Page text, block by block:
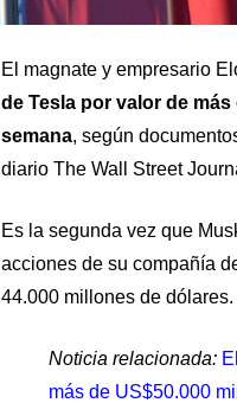
El magnate y empresario
de Tesla por valor de
semana, según
diario The Wall Street
Es la segunda vez que
acciones de su compañía
44.000 millones de dólares.
Noticia relacionada:
más de US$50.000